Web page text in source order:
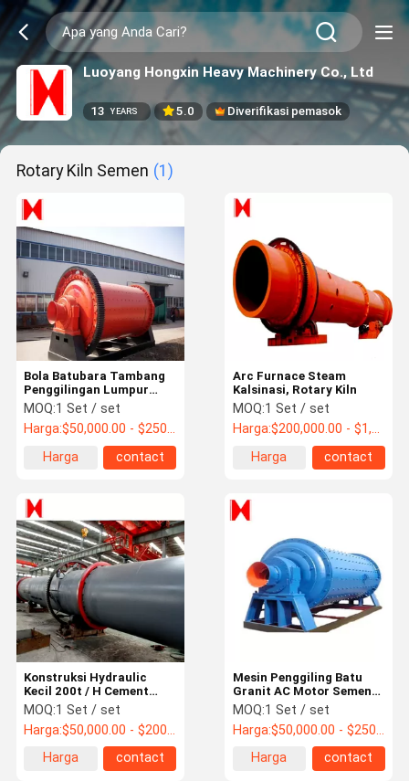
Luoyang Hongxin Heavy Machinery Co., Ltd
13 YEARS 5.0 Diverifikasi pemasok
Rotary Kiln Semen (1)
Bola Batubara Tambang
Penggilingan Lumpur
Semen Rotary Kiln
MOQ:1 Set / set
Harga:$50,000.00 - $250,000.00 / Set
Harga
contact
Arc Furnace Steam
Kalsinasi, Rotary Kiln
MOQ:1 Set / set
Harga:$200,000.00 - $1,000,000.00 / Set
Harga
contact
Konstruksi Hydraulic
Kecil 200t / H Cement
Rotary Kiln
MOQ:1 Set / set
Harga:$50,000.00 - $200,000.00 / Set
Harga
contact
Mesin Penggiling Batu
Granit AC Motor Semen
Rotary Kiln
MOQ:1 Set / set
Harga:$50,000.00 - $250,000.00 / Set
Harga
contact